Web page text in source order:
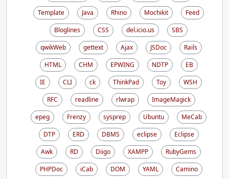
Template
Java Rhino Mochikit
Feed
Bloglines
CSS del.icio.us
SBS
qwikWeb
gettext Ajax JSDoc
Rails
HTML
CHM EPWING NDTP
EB
IE
CLI ck ThinkPad Toy
WSH
RFC
readline rlwrap
ImageMagick
epeg
Frenzy sysprep Ubuntu
MeCab
DTP
ERD DBMS eclipse
Eclipse
Awk
RD Diigo XAMPP
RubyGems
PHPDoc
iCab DOM YAML
Camino